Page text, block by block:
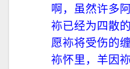
啊，虽然许多
袮已经为四散
愿袮将受伤的
袮怀里，羊因